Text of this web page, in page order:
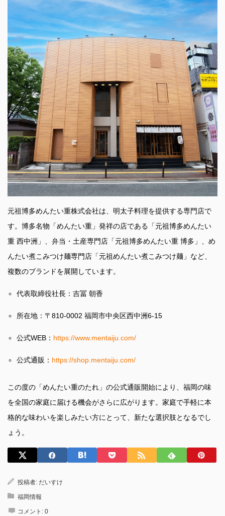
元祖博多めんたい重株式会社は、明太子料理を提供する専門店で
す。博多名物「めんたい重」発祥の店である「元祖博多めんたい
重 西中洲」、弁当・土産専門店「元祖博多めんたい重 博多」、め
んたい煮こみつけ麺専門店「元祖めんたい煮こみつけ麺」など、
複数のブランドを展開しています。
代表取締役社長：吉冨 朝香
所在地：〒810-0002 福岡市中央区西中洲6-15
公式WEB： https://www.mentaiju.com/
公式通販： https://shop.mentaiju.com/
この度の「めんたい重のたれ」の公式通販開始により、福岡の味
を全国の家庭に届ける機会がさらに広がります。家庭で手軽に本
格的な味わいを楽しみたい方にとって、新たな選択肢となるでし
ょう。
投稿者: だいすけ
福岡情報
コメント: 0